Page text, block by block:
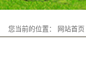
您当前的位置： 网站首页